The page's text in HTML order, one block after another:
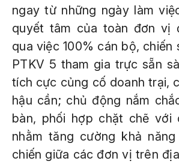
ngay từ những ngày làm
quyết tâm của toàn đơn vị
qua việc 100% cán bộ, chiến
PTKV 5 tham gia trực sẵn
tích cực củng cố doanh trại,
hậu cần; chủ động nắm
bàn, phối hợp chặt chẽ với
nhằm tăng cường khả
chiến giữa các đơn vị trên